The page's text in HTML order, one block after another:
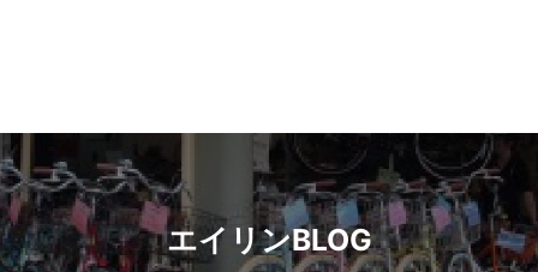
エイリンBLOG